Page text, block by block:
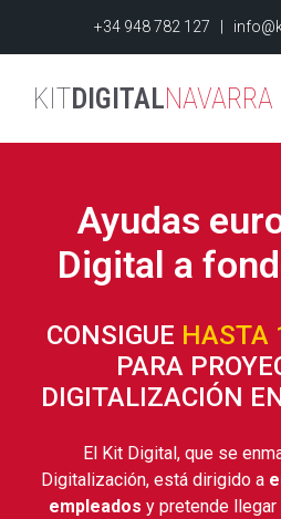
+34 948 782 127
KITDIGITALNAVARRA
Ayudas
Digital a
CONSIGUE HASTA
PARA
DIGITALIZACIÓN
El Kit Digital, que se
Digitalización, está dirigido a
empleados y pretende